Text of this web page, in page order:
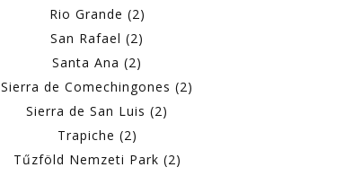
Rio Grande (2)
San Rafael (2)
Santa Ana (2)
Sierra de Comechingones (2)
Sierra de San Luis (2)
Trapiche (2)
Tűzföld Nemzeti Park (2)